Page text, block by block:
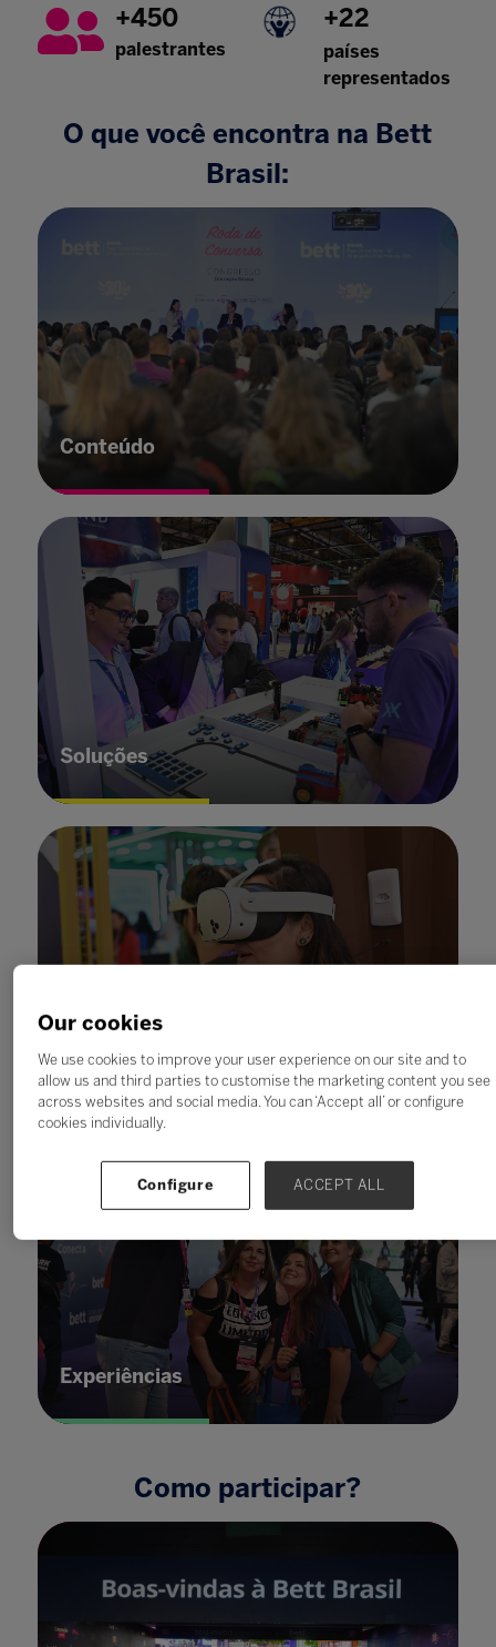
+450
palestrantes
+22
países
representados
O que você encontra na Bett
Brasil:
Conteúdo
Soluções
Inovação
Experiências
Como participar?
Our cookies
We use cookies to improve your user experience on our site and to
allow us and third parties to customise the marketing content you see
across websites and social media. You can ‘Accept all’ or configure
cookies individually.
Configure ACCEPT ALL